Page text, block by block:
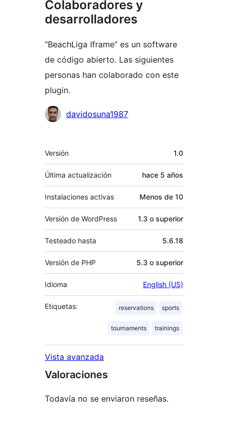
Colaboradores y
desarrolladores
“BeachLiga Iframe” es un software
de código abierto. Las siguientes
personas han colaborado con este
plugin.
Colaboradores
davidosuna1987
Meta
Versión 1.0
Última actualización hace 5 años
Instalaciones activas Menos de 10
Versión de WordPress 1.3 o superior
Testeado hasta 5.6.18
Versión de PHP 5.3 o superior
Idioma English (US)
Etiquetas: reservations sports
tournaments trainings
Vista avanzada
Valoraciones
Todavía no se enviaron reseñas.